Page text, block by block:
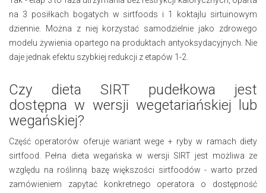
na 3 posiłkach bogatych w sirtfoods i 1 koktajlu sirtuinowym
dziennie. Można z niej korzystać samodzielnie jako zdrowego
modelu żywienia opartego na produktach antyoksydacyjnych. Nie
daje jednak efektu szybkiej redukcji z etapów 1-2.
Czy dieta SIRT pudełkowa jest
dostępna w wersji wegetariańskiej lub
wegańskiej?
Część operatorów oferuje wariant wege + ryby w ramach diety
sirtfood. Pełna dieta wegańska w wersji SIRT jest możliwa ze
względu na roślinną bazę większości sirtfoodów - warto przed
zamówieniem zapytać konkretnego operatora o dostępność